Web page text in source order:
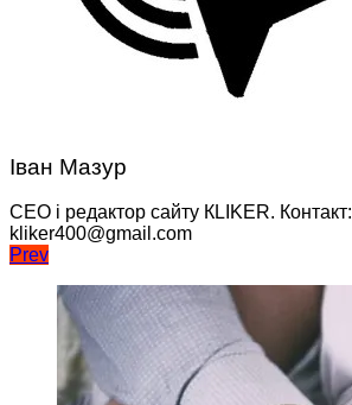
Іван Мазур
CEO і редактор сайту КLIKER. Контакт:
kliker400@gmail.com
Навігація
записів
Prev